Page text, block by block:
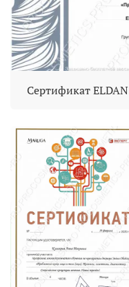
Сертификат ELDAN